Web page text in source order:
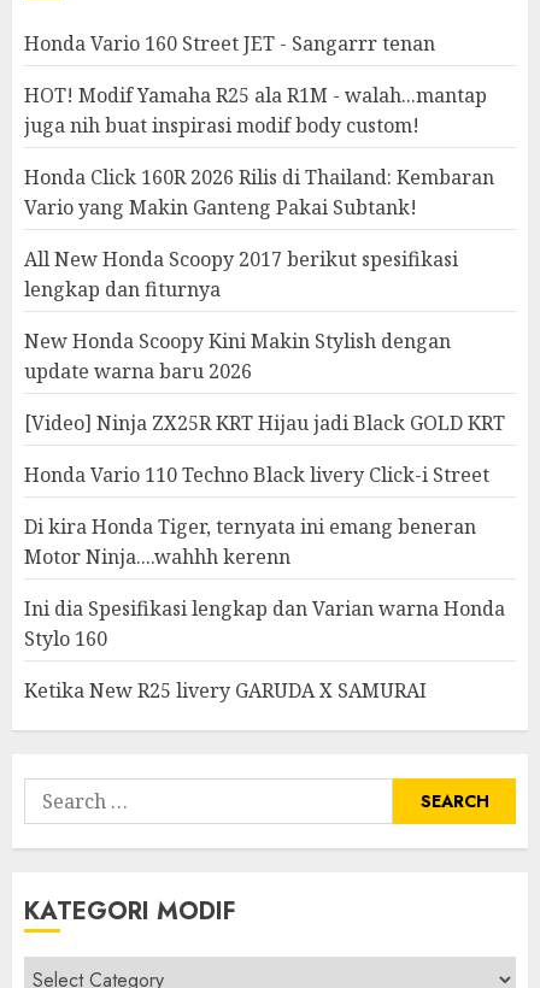
Honda Vario 160 Street JET - Sangarrr tenan
HOT! Modif Yamaha R25 ala R1M - walah...mantap
juga nih buat inspirasi modif body custom!
Honda Click 160R 2026 Rilis di Thailand: Kembaran
Vario yang Makin Ganteng Pakai Subtank!
All New Honda Scoopy 2017 berikut spesifikasi
lengkap dan fiturnya
New Honda Scoopy Kini Makin Stylish dengan
update warna baru 2026
[Video] Ninja ZX25R KRT Hijau jadi Black GOLD KRT
Honda Vario 110 Techno Black livery Click-i Street
Di kira Honda Tiger, ternyata ini emang beneran
Motor Ninja....wahhh kerenn
Ini dia Spesifikasi lengkap dan Varian warna Honda
Stylo 160
Ketika New R25 livery GARUDA X SAMURAI
Search
for:
KATEGORI MODIF
Kategori